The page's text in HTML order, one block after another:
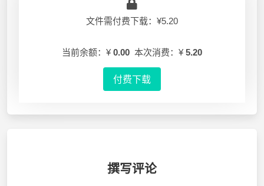
文件需付费下载：¥5.20
当前余额：¥ 0.00 本次消费：¥ 5.20
付费下载
撰写评论